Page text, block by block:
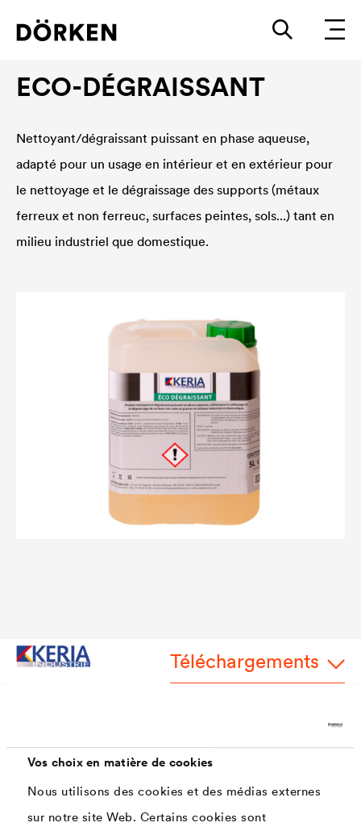
Vos choix en matière de cookies
Nous utilisons des cookies et des médias externes
sur notre site Web. Certains cookies sont
ECO-DÉGRAISSANT
Nettoyant/dégraissant puissant en phase aqueuse,
adapté pour un usage en intérieur et en extérieur pour
le nettoyage et le dégraissage des supports (métaux
ferreux et non ferreuc, surfaces peintes, sols...) tant en
milieu industriel que domestique.
Téléchargements
Propriétés
Excellent pouvoir dissolvant pour un grand
nombre de salissures : huiles, graisses, dérivés